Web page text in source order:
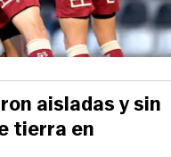
aisladas y sin
tierra en